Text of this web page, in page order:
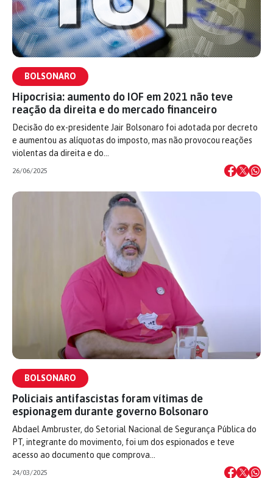
BOLSONARO
Hipocrisia: aumento do IOF em 2021 não teve
reação da direita e do mercado financeiro
Decisão do ex-presidente Jair Bolsonaro foi adotada por decreto
e aumentou as alíquotas do imposto, mas não provocou reações
violentas da direita e do…
26/06/2025
BOLSONARO
Policiais antifascistas foram vítimas de
espionagem durante governo Bolsonaro
Abdael Ambruster, do Setorial Nacional de Segurança Pública do
PT, integrante do movimento, foi um dos espionados e teve
acesso ao documento que comprova…
24/03/2025